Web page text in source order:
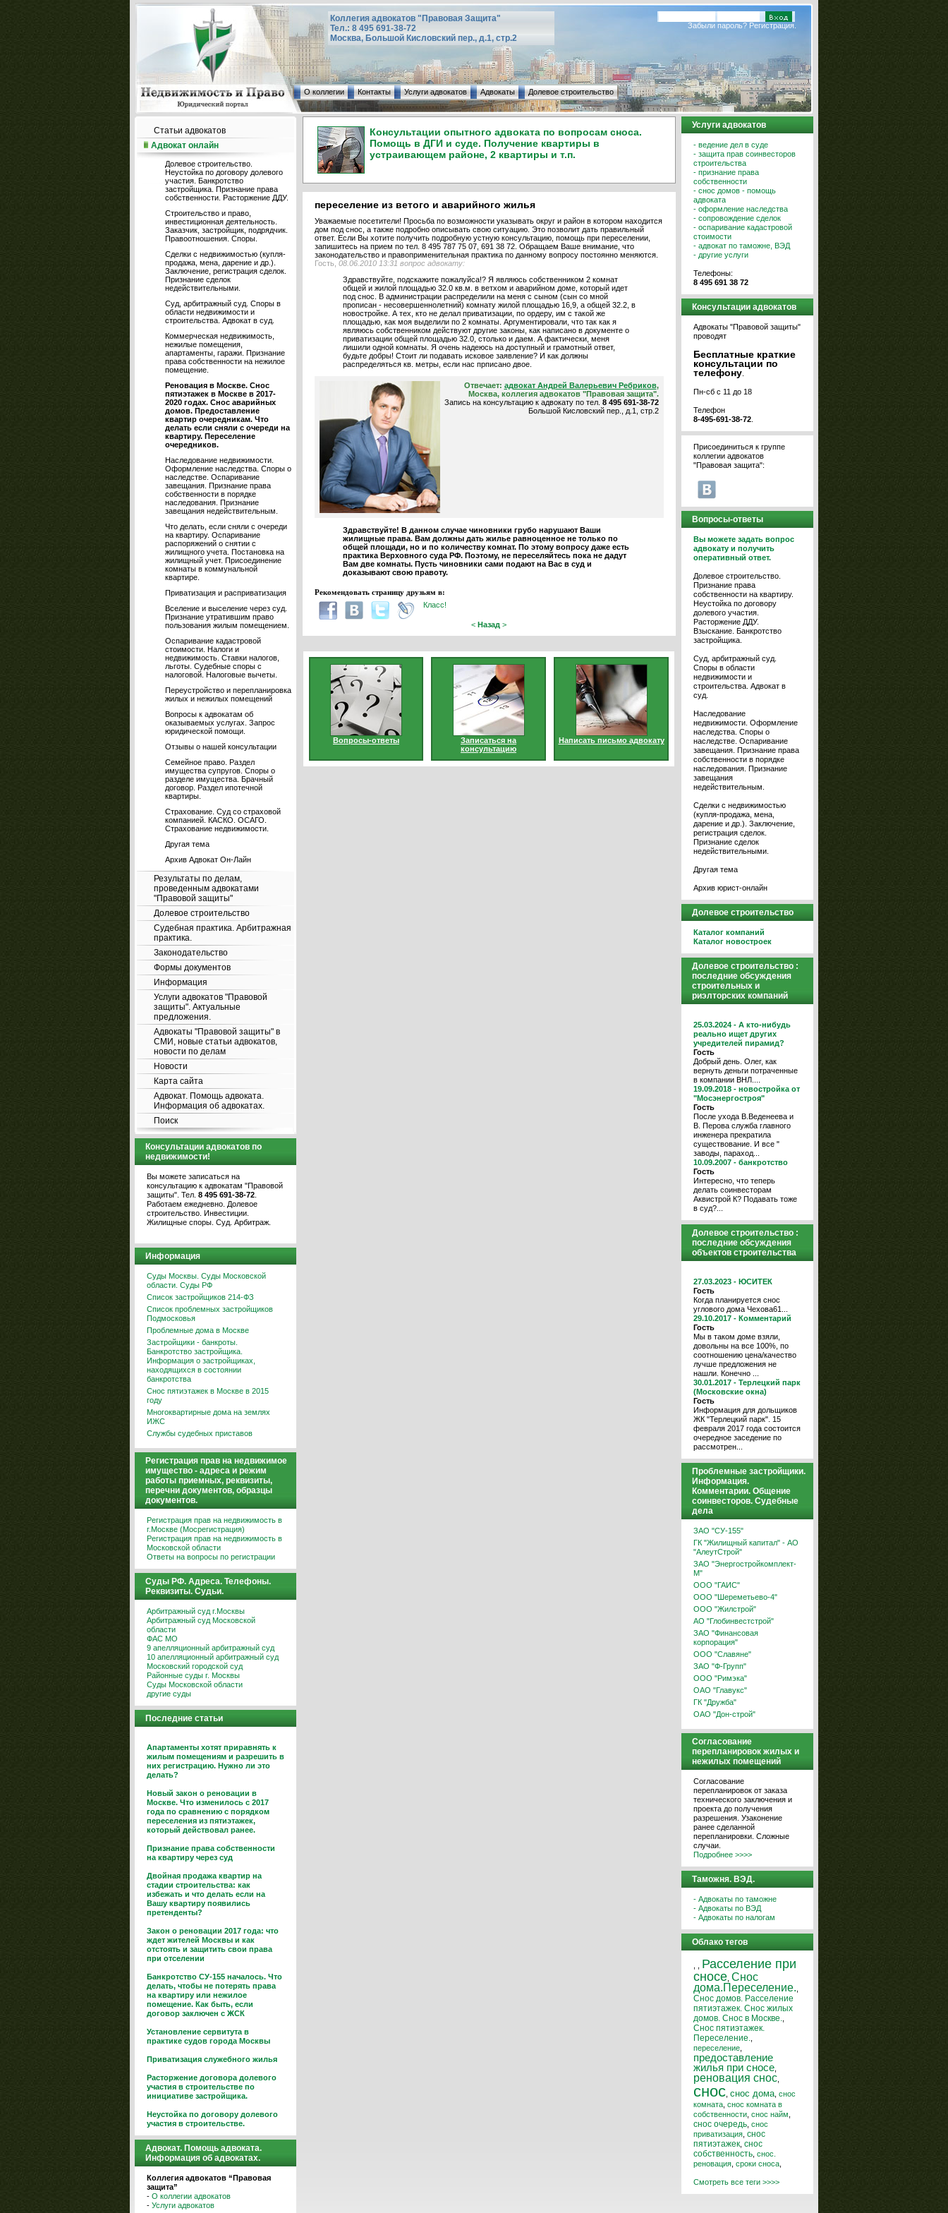
Коллегия адвокатов "Правовая Защита"
Тел.: 8 495 691-38-72
Москва, Большой Кисловский пер., д.1, стр.2
Забыли пароль? Регистрация.
О коллегии Контакты Услуги адвокатов Адвокаты Долевое строительство
Статьи адвокатов
Адвокат онлайн
Долевое строительство.
Неустойка по договору долевого
участия. Банкротство
застройщика. Признание права
собственности. Расторжение ДДУ.
Строительство и право,
инвестиционная деятельность.
Заказчик, застройщик, подрядчик.
Правоотношения. Споры.
Сделки с недвижимостью (купля-
продажа, мена, дарение и др.).
Заключение, регистрация сделок.
Признание сделок
недействительными.
Суд, арбитражный суд. Споры в
области недвижимости и
строительства. Адвокат в суд.
Коммерческая недвижимость,
нежилые помещения,
апартаменты, гаражи. Признание
права собственности на нежилое
помещение.
Реновация в Москве. Снос
пятиэтажек в Москве в 2017-
2020 годах. Снос аварийных
домов. Предоставление
квартир очередникам. Что
делать если сняли с очереди на
квартиру. Переселение
очередников.
Наследование недвижимости.
Оформление наследства. Споры о
наследстве. Оспаривание
завещания. Признание права
собственности в порядке
наследования. Признание
завещания недействительным.
Что делать, если сняли с очереди
на квартиру. Оспаривание
распоряжений о снятии с
жилищного учета. Постановка на
жилищный учет. Присоединение
комнаты в коммунальной
квартире.
Приватизация и расприватизация
Вселение и выселение через суд.
Признание утратившим право
пользования жилым помещением.
Оспаривание кадастровой
стоимости. Налоги и
недвижимость. Ставки налогов,
льготы. Судебные споры с
налоговой. Налоговые вычеты.
Переустройство и перепланировка
жилых и нежилых помещений
Вопросы к адвокатам об
оказываемых услугах. Запрос
юридической помощи.
Отзывы о нашей консультации
Семейное право. Раздел
имущества супругов. Споры о
разделе имущества. Брачный
договор. Раздел ипотечной
квартиры.
Страхование. Суд со страховой
компанией. КАСКО. ОСАГО.
Страхование недвижимости.
Другая тема
Архив Адвокат Он-Лайн
Результаты по делам,
проведенным адвокатами
"Правовой защиты"
Долевое строительство
Судебная практика. Арбитражная
практика.
Законодательство
Формы документов
Информация
Услуги адвокатов "Правовой
защиты". Актуальные
предложения.
Адвокаты "Правовой защиты" в
СМИ, новые статьи адвокатов,
новости по делам
Новости
Карта сайта
Адвокат. Помощь адвоката.
Информация об адвокатах.
Поиск
Консультации адвокатов по
недвижимости!
Вы можете записаться на
консультацию к адвокатам "Правовой
защиты". Тел. 8 495 691-38-72
Работаем ежедневно. Долевое
строительство. Инвестиции.
Жилищные споры. Суд. Арбитраж.
Информация
Суды Москвы. Суды Московской
области. Суды РФ
Список застройщиков 214-ФЗ
Список проблемных застройщиков
Подмосковья
Проблемные дома в Москве
Застройщики - банкроты.
Банкротство застройщика.
Информация о застройщиках,
находящихся в состоянии
банкротства
Снос пятиэтажек в Москве в 2015
году
Многоквартирные дома на землях
ИЖС
Службы судебных приставов
Регистрация прав на недвижимое
имущество - адреса и режим
работы приемных, реквизиты,
перечни документов, образцы
документов.
Регистрация прав на недвижимость в
г.Москве (Мосрегистрация)
Регистрация прав на недвижимость в
Московской области
Ответы на вопросы по регистрации
Суды РФ. Адреса. Телефоны.
Реквизиты. Судьи.
Арбитражный суд г.Москвы
Арбитражный суд Московской
области
ФАС МО
9 апелляционный арбитражный суд
10 апелляционный арбитражный суд
Московский городской суд
Районные суды г. Москвы
Суды Московской области
другие суды
Последние статьи
Апартаменты хотят приравнять к
жилым помещениям и разрешить в
них регистрацию. Нужно ли это
делать?
Новый закон о реновации в
Москве. Что изменилось с 2017
года по сравнению с порядком
переселения из пятиэтажек,
который действовал ранее.
Признание права собственности
на квартиру через суд
Двойная продажа квартир на
стадии строительства: как
избежать и что делать если на
Вашу квартиру появились
претенденты?
Закон о реновации 2017 года: что
ждет жителей Москвы и как
отстоять и защитить свои права
при отселении
Банкротство СУ-155 началось. Что
делать, чтобы не потерять права
на квартиру или нежилое
помещение. Как быть, если
договор заключен с ЖСК
Установление сервитута в
практике судов города Москвы
Приватизация служебного жилья
Расторжение договора долевого
участия в строительстве по
инициативе застройщика.
Неустойка по договору долевого
участия в строительстве.
Адвокат. Помощь адвоката.
Информация об адвокатах.
Коллегия адвокатов “Правовая
защита”
- О коллегии адвокатов
- Услуги адвокатов
Консультации опытного адвоката по вопросам сноса.
Помощь в ДГИ и суде. Получение квартиры в
устраивающем районе, 2 квартиры и т.п.
переселение из ветого и аварийного жилья
Уважаемые посетители! Просьба по возможности указывать округ и район в котором находится
дом под снос, а также подробно описывать свою ситуацию. Это позволит дать правильный
ответ. Если Вы хотите получить подробную устную консультацию, помощь при переселении,
запишитесь на прием по тел. 8 495 787 75 07, 691 38 72. Обращаем Ваше внимание, что
законодательство и правоприменительная практика по данному вопросу постоянно меняются.
Гость, 08.06.2010 13:31 вопрос адвокату:
Здравствуйте, подскажите пожалуйса!? Я являюсь собственником 2 комнат
общей и жилой площадью 32.0 кв.м. в ветхом и аварийном доме, который идет
под снос. В администрации распределили на меня с сыном (сын со мной
прописан - несовершеннолетний) комнату жилой площадью 16,9, а общей 32.2, в
новостройке. А тех, кто не делал приватизации, по ордеру, им с такой же
площадью, как моя выделили по 2 комнаты. Аргументировали, что так как я
являюсь собственником действуют другие законы, как написано в документе о
приватизации общей площадью 32.0, столько и даем. А фактически, меня
лишили одной комнаты. Я очень надеюсь на доступный и грамотный ответ,
будьте добры! Стоит ли подавать исковое заявление? И как должны
распределяться кв. метры, если нас прписано двое.
Отвечает: адвокат Андрей Валерьевич Ребриков,
Москва, коллегия адвокатов "Правовая защита".
Запись на консультацию к адвокату по тел. 8 495 691-38-72
Большой Кисловский пер., д.1, стр.2
Здравствуйте! В данном случае чиновники грубо нарушают Ваши
жилищные права. Вам должны дать жилье равноценное не только по
общей площади, но и по количеству комнат. По этому вопросу даже есть
практика Верховного суда РФ. Поэтому, не переселяйтесь пока не дадут
Вам две комнаты. Пусть чиновники сами подают на Вас в суд и
доказывают свою правоту.
Рекомендовать страницу друзьям в:
Класс!
< Назад >
Вопросы-ответы
Записаться на
консультацию
Написать письмо адвокату
Услуги адвокатов
- ведение дел в суде
- защита прав соинвесторов
строительства
- признание права
собственности
- снос домов - помощь
адвоката
- оформление наследства
- сопровождение сделок
- оспаривание кадастровой
стоимости
- адвокат по таможне, ВЭД
- другие услуги
Телефоны:
8 495 691 38 72
Консультации адвокатов
Адвокаты "Правовой защиты"
проводят
Бесплатные краткие
консультации по
телефону
Пн-сб с 11 до 18
Телефон
8-495-691-38-72
Присоединиться к группе
коллегии адвокатов
"Правовая защита":
Вопросы-ответы
Вы можете задать вопрос
адвокату и получить
оперативный ответ.
Долевое строительство.
Признание права
собственности на квартиру.
Неустойка по договору
долевого участия.
Расторжение ДДУ.
Взыскание. Банкротство
застройщика.
Суд, арбитражный суд.
Споры в области
недвижимости и
строительства. Адвокат в
суд.
Наследование
недвижимости. Оформление
наследства. Споры о
наследстве. Оспаривание
завещания. Признание права
собственности в порядке
наследования. Признание
завещания
недействительным.
Сделки с недвижимостью
(купля-продажа, мена,
дарение и др.). Заключение,
регистрация сделок.
Признание сделок
недействительными.
Другая тема
Архив юрист-онлайн
Долевое строительство
Каталог компаний
Каталог новостроек
Долевое строительство :
последние обсуждения
строительных и
риэлторских компаний
25.03.2024 - А кто-нибудь
реально ищет других
учредителей пирамид?
Гость
Добрый день. Олег, как
вернуть деньги потраченные
в компании ВНЛ....
19.09.2018 - новостройка от
"Мосэнергостроя"
Гость
После ухода В.Веденеева и
В. Перова служба главного
инженера прекратила
существование. И все "
заводы, параход...
10.09.2007 - банкротство
Гость
Интересно, что теперь
делать соинвесторам
Аквистрой К? Подавать тоже
в суд?...
Долевое строительство :
последние обсуждения
объектов строительства
27.03.2023 - ЮСИТЕК
Гость
Когда планируется снос
углового дома Чехова61...
29.10.2017 - Комментарий
Гость
Мы в таком доме взяли,
довольны на все 100%, по
соотношению цена/качество
лучше предложения не
нашли. Конечно ...
30.01.2017 - Терлецкий парк
(Московские окна)
Гость
Информация для дольщиков
ЖК "Терлецкий парк". 15
февраля 2017 года состоится
очередное заседение по
рассмотрен...
Проблемные застройщики.
Информация.
Комментарии. Общение
соинвесторов. Судебные
дела
ЗАО "СУ-155"
ГК "Жилищный капитал" - АО
"АлеутСтрой"
ЗАО "Энергостройкомплект-
М"
ООО "ГАИС"
ООО "Шереметьево-4"
ООО "Жилстрой"
АО "Глобинвестстрой"
ЗАО "Финансовая
корпорация"
ООО "Славяне"
ЗАО "Ф-Групп"
ООО "Римэка"
ОАО "Главукс"
ГК "Дружба"
ОАО "Дон-строй"
Согласование
перепланировок жилых и
нежилых помещений
Согласование
перепланировок от заказа
технического заключения и
проекта до получения
разрешения. Узаконение
ранее сделанной
перепланировки. Сложные
случаи.
Подробнее >>>>
Таможня. ВЭД.
- Адвокаты по таможне
- Адвокаты по ВЭД
- Адвокаты по налогам
Облако тегов
Расселение при
сносе Снос
дома.Переселение.
Снос домов. Расселение
пятиэтажек. Снос жилых
домов. Снос в Москве.
Снос пятиэтажек.
Переселение.
переселение
предоставление
жилья при сносе
реновация снос
снос снос дома снос
комната снос комната в
собственности снос найм
снос очередь снос
приватизация снос
пятиэтажек снос
собственность снос.
реновация сроки сноса
Смотреть все теги >>>>